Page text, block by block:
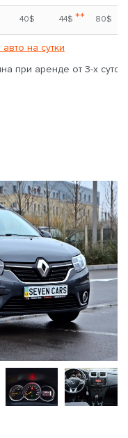
40$ 44$ ** 80$
на сутки
при аренде от 3-х суток